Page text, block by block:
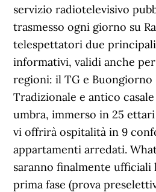
servizio radiotelevisivo
trasmesso ogni giorno su
telespettatori due
informativi, validi anche
regioni: il TG e Buongiorno
Tradizionale e antico
umbra, immerso in 25
vi offrirà ospitalità in 9
appartamenti arredati.
saranno finalmente ufficiali
prima fase (prova